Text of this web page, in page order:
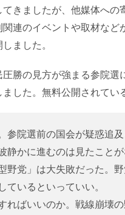
きましたが、他媒体への
連のイベントや取材な
ました。
勝の見方が強まる参院選
した。無料公開されてい
参院選前の国会が疑惑追
静かに進むのは見たことが
野党」は大失敗だった。
ているといっていい。
ればいいのか。戦線崩壊